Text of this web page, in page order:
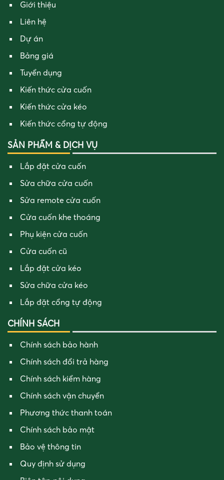
Giới thiệu
Liên hệ
Dự án
Bảng giá
Tuyển dụng
Kiến thức cửa cuốn
Kiến thức cửa kéo
Kiến thức cổng tự động
SẢN PHẨM & DỊCH VỤ
Lắp đặt cửa cuốn
Sửa chữa cửa cuốn
Sửa remote cửa cuốn
Cửa cuốn khe thoáng
Phụ kiện cửa cuốn
Cửa cuốn cũ
Lắp đặt cửa kéo
Sửa chữa cửa kéo
Lắp đặt cổng tự động
CHÍNH SÁCH
Chính sách bảo hành
Chính sách đổi trả hàng
Chính sách kiểm hàng
Chính sách vận chuyển
Phương thức thanh toán
Chính sách bảo mật
Bảo vệ thông tin
Quy định sử dụng